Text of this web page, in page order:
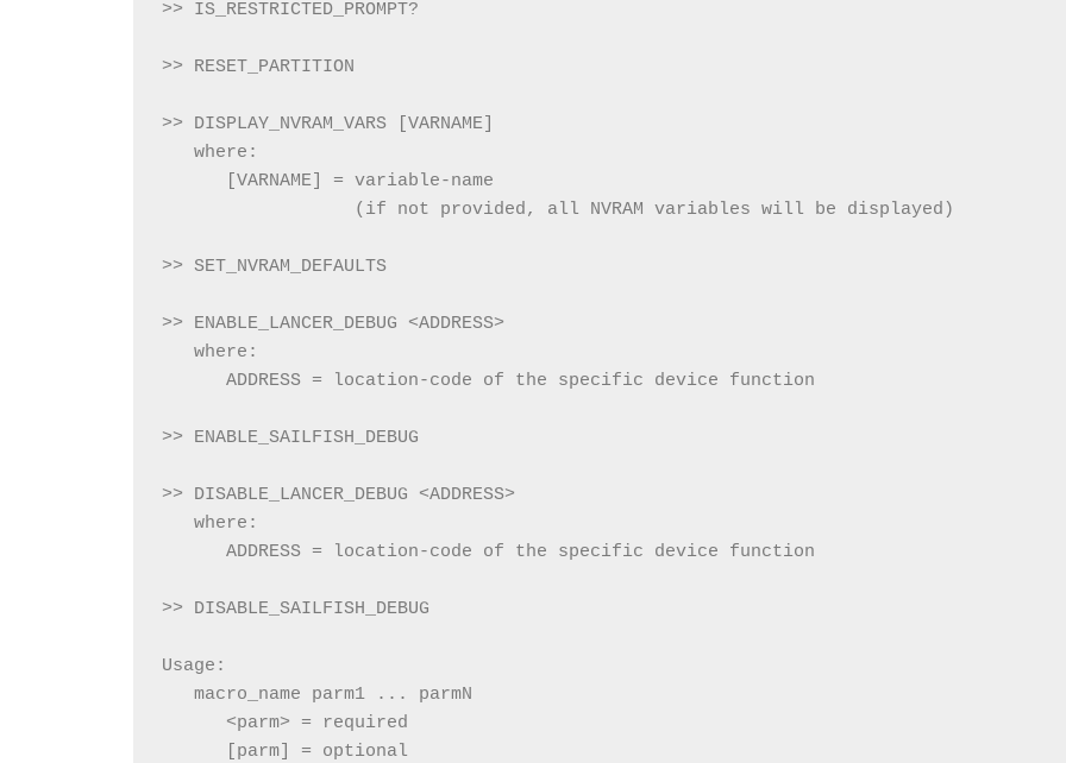
>> IS_RESTRICTED_PROMPT?
>> RESET_PARTITION
>> DISPLAY_NVRAM_VARS [VARNAME]
where:
[VARNAME] = variable-name
(if not provided, all NVRAM variables will be displayed)
>> SET_NVRAM_DEFAULTS
>> ENABLE_LANCER_DEBUG <ADDRESS>
where:
ADDRESS = location-code of the specific device function
>> ENABLE_SAILFISH_DEBUG
>> DISABLE_LANCER_DEBUG <ADDRESS>
where:
ADDRESS = location-code of the specific device function
>> DISABLE_SAILFISH_DEBUG
Usage:
macro_name parm1 ... parmN
<parm> = required
[parm] = optional